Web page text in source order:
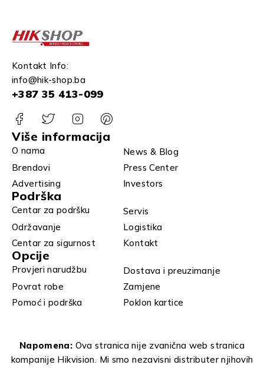
Kontakt Info:
info@hik-shop.ba
+387 35 413-099
Više informacija
O nama
News & Blog
Brendovi
Press Center
Advertising
Investors
Podrška
Centar za podršku
Servis
Održavanje
Logistika
Centar za sigurnost
Kontakt
Opcije
Provjeri narudžbu
Dostava i preuzimanje
Povrat robe
Zamjene
Pomoć i podrška
Poklon kartice
Napomena: Ova stranica nije zvanična web stranica
kompanije Hikvision. Mi smo nezavisni distributer njihovih